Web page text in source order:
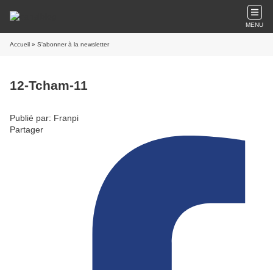
MENU
Accueil » S'abonner à la newsletter
12-Tcham-11
Publié par: Franpi
Partager